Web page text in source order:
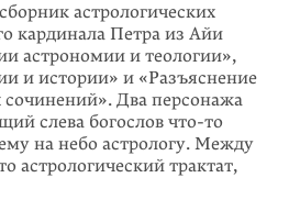
астрологических
кардинала Петра из Айи
астрономии и теологии»,
и истории» и «Разъяснение
Два персонажа
слева богослов что-то
на небо астрологу. Между
астрологический трактат,